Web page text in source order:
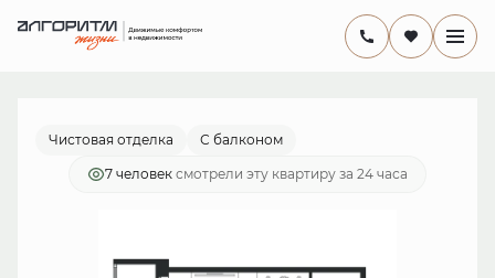
1-комнатная
6 978 510 руб.
от 20 304 руб./мес.
Чистовая отделка С балконом
7 человек смотрели эту квартиру за 24 часа